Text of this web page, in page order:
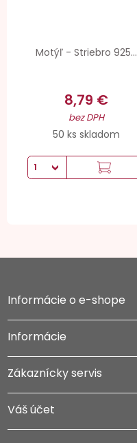
Motýľ - Striebro 925...
8,79 €
bez DPH
50 ks skladom
Informácie o e-shope
Informácie
Zákaznícky servis
Váš účet